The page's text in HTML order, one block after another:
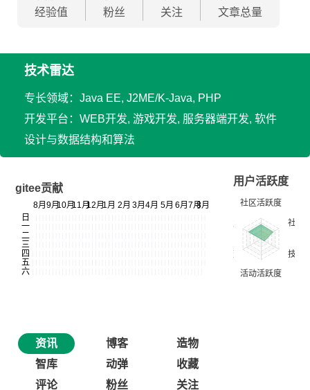
经验值 粉丝 关注 文章总量
技术雷达
专长领域：Java EE, J2ME/K-Java, PHP
开发平台：WEB开发, 游戏开发, 服务器端开发, 软件
设计与数据结构和算法
gitee贡献
用户活跃度
资讯 博客
造物
智库
动弹
收藏
评论
粉丝 关注